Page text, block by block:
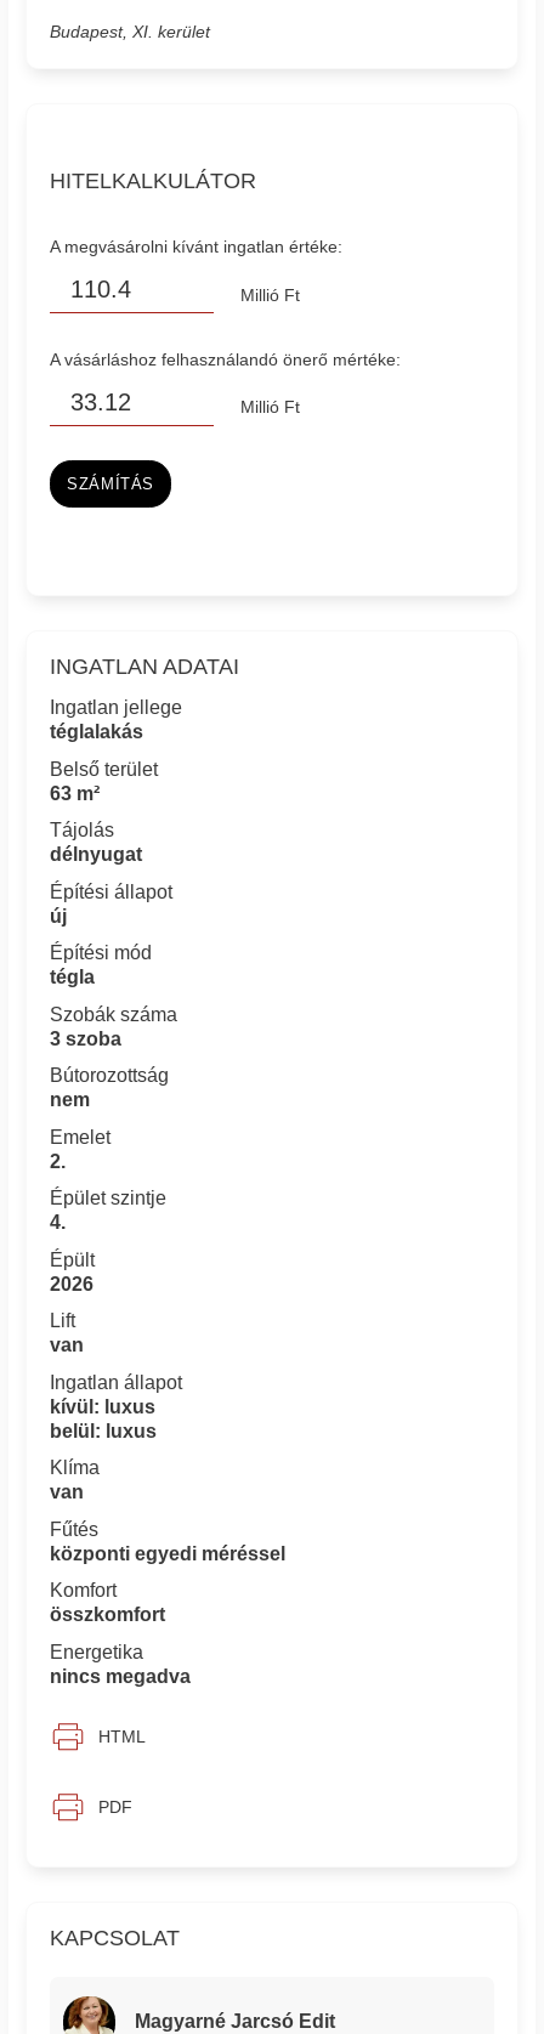
Budapest, XI. kerület
HITELKALKULÁTOR
A megvásárolni kívánt ingatlan értéke:
Millió Ft
A vásárláshoz felhasználandó önerő mértéke:
Millió Ft
SZÁMÍTÁS
KAPCSOLAT
Magyarné Jarcsó Edit
INGATLAN ADATAI
Ingatlan jellege
téglalakás
Belső terület
63 m²
Tájolás
délnyugat
Építési állapot
új
Építési mód
tégla
Szobák száma
3 szoba
Bútorozottság
nem
Emelet
2.
Épület szintje
4.
Épült
2026
Lift
van
Ingatlan állapot
kívül: luxus
belül: luxus
Klíma
van
Fűtés
központi egyedi méréssel
Komfort
összkomfort
Energetika
nincs megadva
HTML
PDF